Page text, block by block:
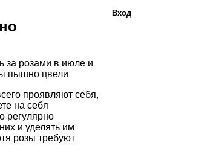
за розами в июле и
пышно цвели
проявляют себя,
на себя
регулярно
и уделять им
розы требуют
Вход